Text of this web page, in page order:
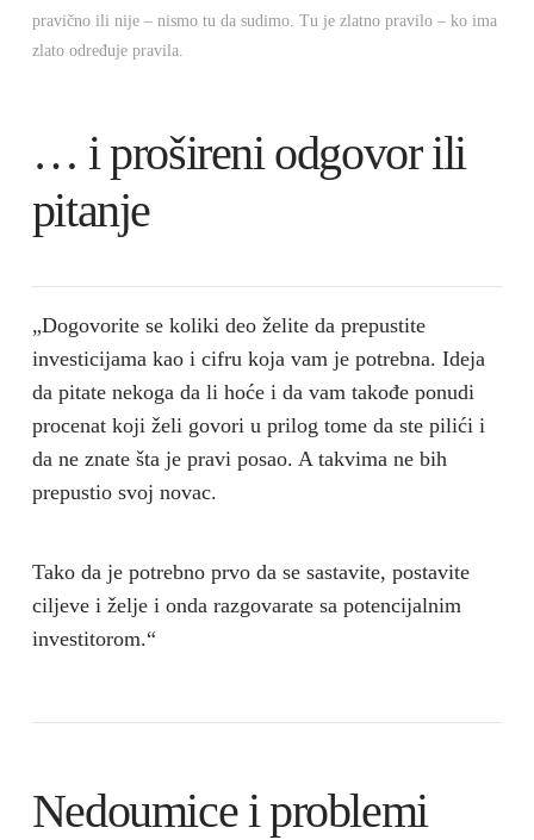
pravično ili nije – nismo tu da sudimo. Tu je zlatno pravilo – ko ima
zlato određuje pravila.
… i prošireni odgovor ili
pitanje
„Dogovorite se koliki deo želite da prepustite
investicijama kao i cifru koja vam je potrebna. Ideja
da pitate nekoga da li hoće i da vam takođe ponudi
procenat koji želi govori u prilog tome da ste pilići i
da ne znate šta je pravi posao. A takvima ne bih
prepustio svoj novac.
Tako da je potrebno prvo da se sastavite, postavite
ciljeve i želje i onda razgovarate sa potencijalnim
investitorom.“
Nedoumice i problemi